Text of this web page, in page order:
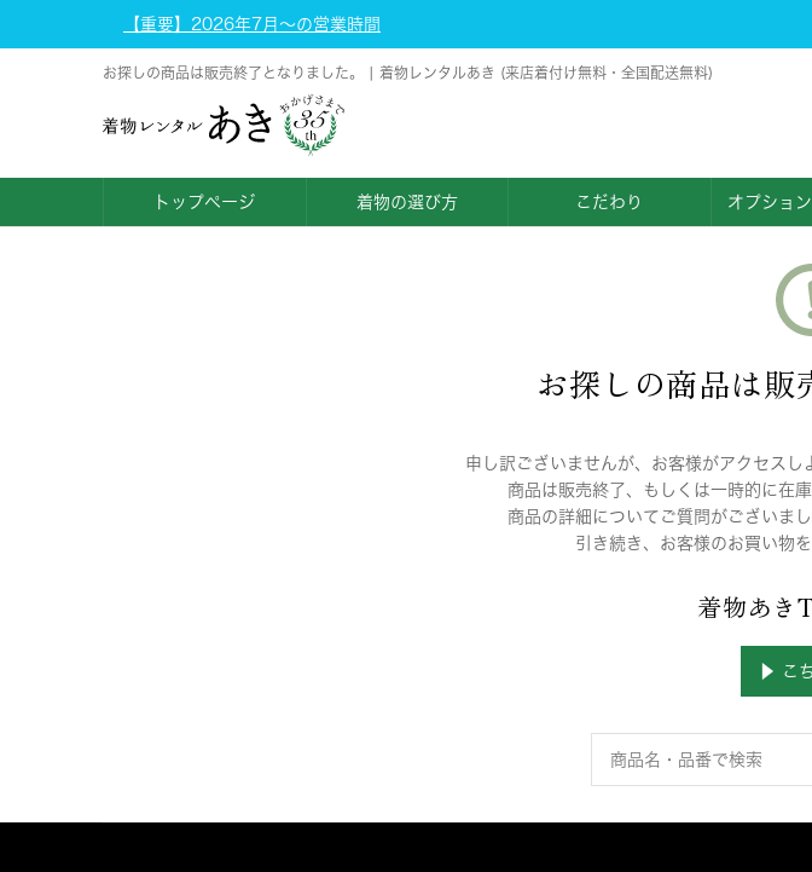
【重要】2026年7月～の営業時間
お探しの商品は販売終了となりました。 | 着物レンタルあき (来店着付け無料・全国配送無料)
トップページ 着物の選び方 こだわり オプショ
お探しの商品は販
申し訳ございませんが、お客様がアクセスし
商品は販売終了、もしくは一時的に在
商品の詳細についてご質問がございま
引き続き、お客様のお買い物
着物あき
▶ こ